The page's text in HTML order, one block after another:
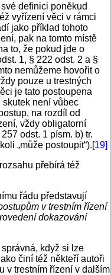
definici poněkud
vyřízení věci v rámci
jako příklad tohoto
pak na tomto místě
to, že pokud jde o
1, § 222 odst. 2 a §
nemůžeme hovořit o
pouze u trestných
je tato postoupena
skutek není vůbec
na rozdíl od
vždy obligatorní
odst. 1 písm. b) tr.
„může postoupit“).[19]
přebírá též
řádu představují
v trestním řízení
dokazování
když si lze
činí též někteří autoři
v trestním řízení v dalším